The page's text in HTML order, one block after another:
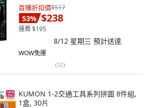
首購折扣價$517
53% $238
運費 $195
8/12 星期三 預計送達
WOW免運
(52)
KUMON 1-2交通工具系列拼圖 8件組,
1盒, 30片